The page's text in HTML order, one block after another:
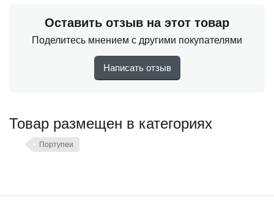
Оставить отзыв на этот товар
Поделитесь мнением с другими покупателями
Написать отзыв
Товар размещен в категориях
Портупеи